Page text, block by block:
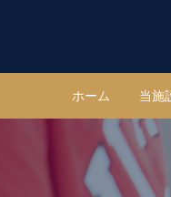
ホーム 当施